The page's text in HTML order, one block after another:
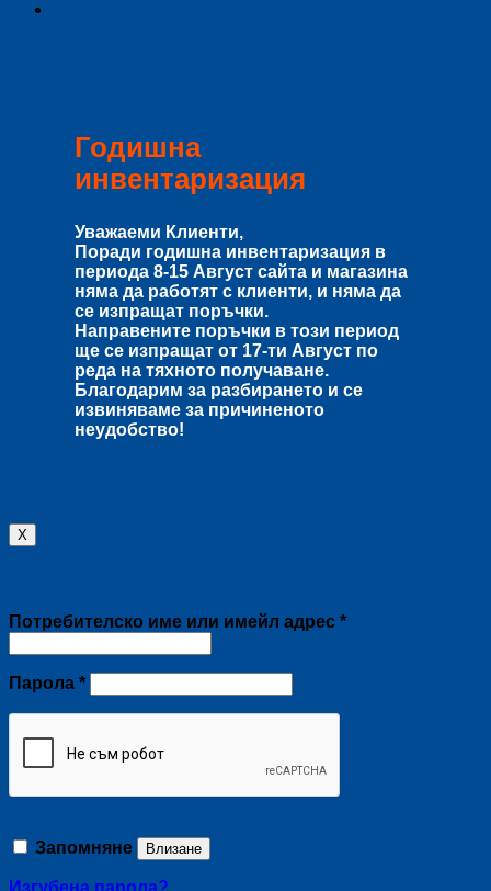
Годишна
инвентаризация
Уважаеми Клиенти,
Поради годишна инвентаризация в
периода 8-15 Август сайта и магазина
няма да работят с клиенти, и няма да
се изпращат поръчки.
Направените поръчки в този период
ще се изпращат от 17-ти Август по
реда на тяхното получаване.
Благодарим за разбирането и се
извиняваме за причиненото
неудобство!
X
Потребителско име или имейл адрес *Задължително
Парола *Задължително
Запомняне Влизане
Изгубена парола?